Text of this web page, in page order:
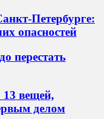
Петербурге:
опасностей
перестать
13 вещей,
делом